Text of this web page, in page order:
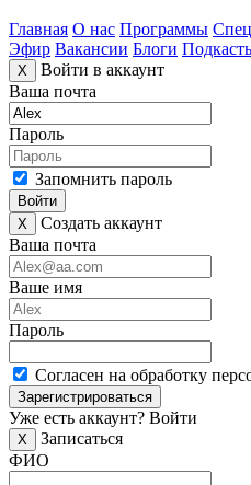
Главная О нас Программы
Эфир Вакансии Блоги
X
Войти в аккаунт
Ваша почта
Пароль
Запомнить пароль
Войти
X
Создать аккаунт
Ваша почта
Ваше имя
Пароль
Согласен на обработку
Зарегистрироваться
Уже есть аккаунт? Войти
X
Записаться
ФИО